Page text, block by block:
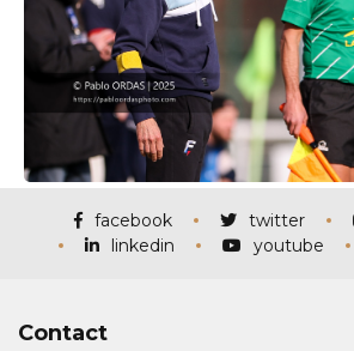
facebook twitter
linkedin
youtube
Contact